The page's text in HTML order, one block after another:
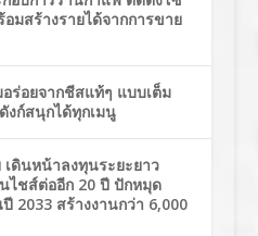
มสร้างรายได้จากการขาย
ร่อยจากชีสแท้ๆ แบบเต็ม
งก์สนุกได้ทุกเมนู
ดินหน้าลงทุนระยะยาว
ไชส์ต่ออีก 20 ปี ปักหมุด
2033 สร้างงานกว่า 6,000